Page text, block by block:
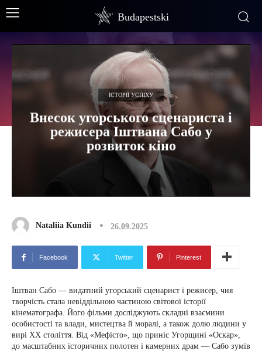
Budapestski
ІСТОРІЇ УСПІХУ
Внесок угорського сценариста і
режисера Іштвана Сабо у
розвиток кіно
Nataliia Kundii 26.09.2025
Facebook Twitter Pinterest
Іштван Сабо — видатний угорський сценарист і режисер, чия
творчість стала невіддільною частиною світової історії
кінематографа. Його фільми досліджують складні взаємини
особистості та влади, мистецтва й моралі, а також долю людини у
вирі XX століття. Від «Мефісто», що приніс Угорщині «Оскар»,
до масштабних історичних полотен і камерних драм — Сабо зумів